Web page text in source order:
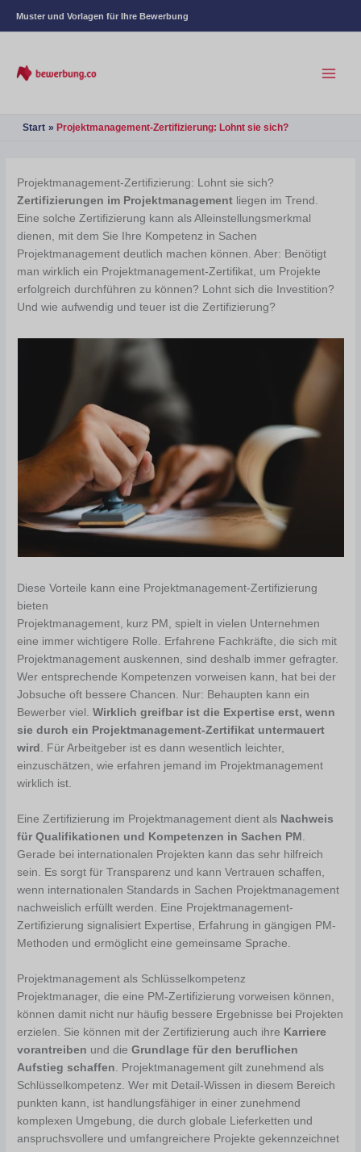
Muster und Vorlagen für Ihre Bewerbung
Start Projektmanagement-Zertifizierung: Lohnt sie sich?
Projektmanagement-Zertifizierung: Lohnt sie sich?
Zertifizierungen im Projektmanagement liegen im Trend.
Eine solche Zertifizierung kann als Alleinstellungsmerkmal
dienen, mit dem Sie Ihre Kompetenz in Sachen
Projektmanagement deutlich machen können. Aber: Benötigt
man wirklich ein Projektmanagement-Zertifikat, um Projekte
erfolgreich durchführen zu können? Lohnt sich die Investition?
Und wie aufwendig und teuer ist die Zertifizierung?
Diese Vorteile kann eine Projektmanagement-Zertifizierung
bieten
Projektmanagement, kurz PM, spielt in vielen Unternehmen
eine immer wichtigere Rolle. Erfahrene Fachkräfte, die sich mit
Projektmanagement auskennen, sind deshalb immer gefragter.
Wer entsprechende Kompetenzen vorweisen kann, hat bei der
Jobsuche oft bessere Chancen. Nur: Behaupten kann ein
Bewerber viel.Wirklich greifbar ist die Expertise erst, wenn
sie durch ein Projektmanagement-Zertifikat untermauert
wird
. Für Arbeitgeber ist es dann wesentlich leichter,
einzuschätzen, wie erfahren jemand im Projektmanagement
wirklich ist.
Eine Zertifizierung im Projektmanagement dient als Nachweis
für Qualifikationen und Kompetenzen in Sachen PM
Gerade bei internationalen Projekten kann das sehr hilfreich
sein. Es sorgt für Transparenz und kann Vertrauen schaffen,
wenn internationalen Standards in Sachen Projektmanagement
nachweislich erfüllt werden. Eine Projektmanagement-
Zertifizierung signalisiert Expertise, Erfahrung in gängigen PM-
Methoden und ermöglicht eine gemeinsame Sprache.
Projektmanagement als Schlüsselkompetenz
Projektmanager, die eine PM-Zertifizierung vorweisen können,
können damit nicht nur häufig bessere Ergebnisse bei Projekten
erzielen. Sie können mit der Zertifizierung auch ihre Karriere
vorantreiben und dieGrundlage für den beruflichen
Aufstieg schaffen . Projektmanagement gilt zunehmend als
Schlüsselkompetenz. Wer mit Detail-Wissen in diesem Bereich
punkten kann, ist handlungsfähiger in einer zunehmend
komplexen Umgebung, die durch globale Lieferketten und
anspruchsvollere und umfangreichere Projekte gekennzeichnet